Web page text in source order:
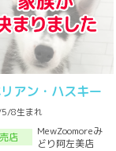
アン・ハスキー
8生まれ
店
MewZoomoreみ
どり阿左美店